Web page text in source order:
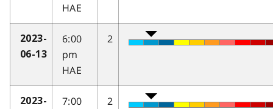
HAE
2023-
06-13
6:00
pm
HAE
2
2023-
7:00
2